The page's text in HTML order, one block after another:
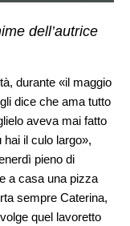
dell’autrice
durante «il maggio
dice che ama tutto
aveva mai fatto
hai il culo largo»,
pieno di
a casa una pizza
sempre Caterina,
quel lavoretto